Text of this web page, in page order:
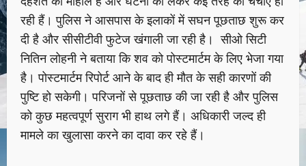
रही हैं। पुलिस ने आसपास के इलाकों में सघन पूछताछ शुरू कर
दी है और सीसीटीवी फुटेज खंगाली जा रही है। सीओ सिटी
नितिन लोहनी ने बताया कि शव को पोस्टमार्टम के लिए भेजा गया
है। पोस्टमार्टम रिपोर्ट आने के बाद ही मौत के सही कारणों की
पुष्टि हो सकेगी। परिजनों से पूछताछ की जा रही है और पुलिस
को कुछ महत्वपूर्ण सुराग भी हाथ लगे हैं। अधिकारी जल्द ही
मामले का खुलासा करने का दावा कर रहे हैं।